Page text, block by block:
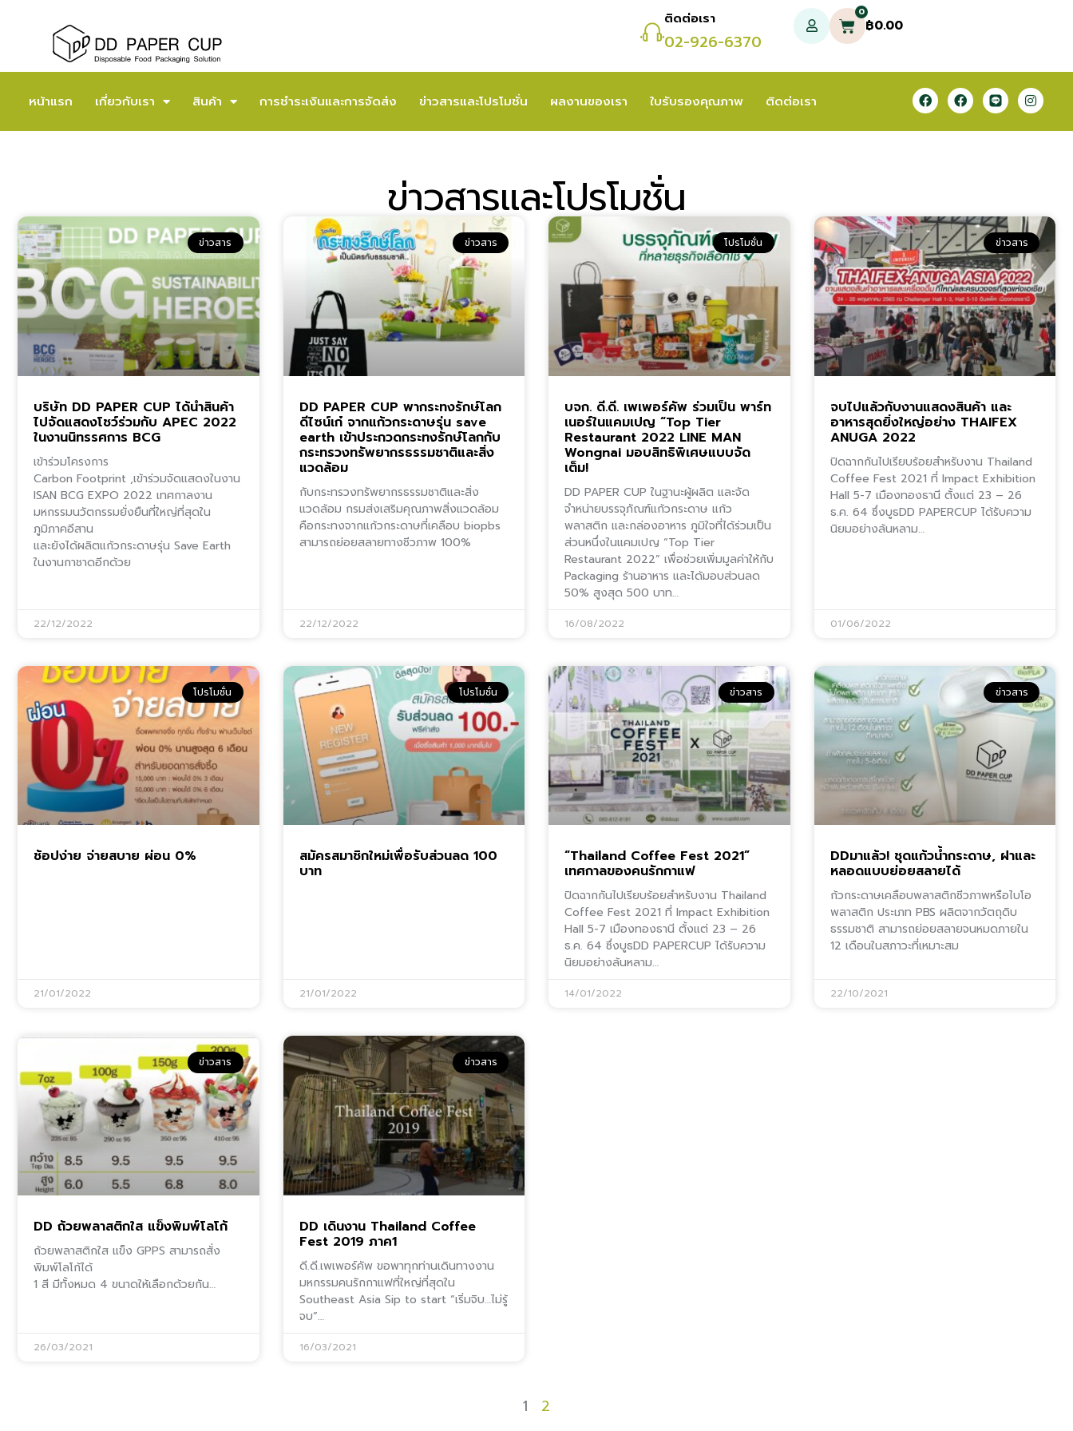
ติดต่อเรา
02-926-6370
฿0.00
0
หน้าแรก เกี่ยวกับเรา สินค้า การชำระเงินและการจัดส่ง ข่าวสารและโปรโมชั่น ผลงานของเรา ใบรับรองคุณภาพ ติดต่อเรา
ข่าวสารและโปรโมชั่น
ข่าวสาร
บริษัท DD PAPER CUP ได้นำสินค้า
ไปจัดแสดงโชว์ร่วมกับ APEC 2022
ในงานนิทรรศการ BCG
เข้าร่วมโครงการ
Carbon Footprint ,เข้าร่วมจัดแสดงในงาน
ISAN BCG EXPO 2022 เทศกาลงาน
มหกรรมนวัตกรรมยั่งยืนที่ใหญ่ที่สุดใน
ภูมิภาคอีสาน
และยังได้ผลิตแก้วกระดาษรุ่น Save Earth
ในงานกาชาดอีกด้วย
22/12/2022
ข่าวสาร
DD PAPER CUP พากระทงรักษ์โลก
ดีไซน์เก๋ จากแก้วกระดาษรุ่น save
earth เข้าประกวดกระทงรักษ์โลกกับ
กระทรวงทรัพยากรธรรมชาติและสิ่ง
แวดล้อม
กับกระทรวงทรัพยากรธรรมชาติและสิ่ง
แวดล้อม กรมส่งเสริมคุณภาพสิ่งแวดล้อม
คือกระทงจากแก้วกระดาษที่เคลือบ biopbs
สามารถย่อยสลายทางชีวภาพ 100%
22/12/2022
โปรโมชั่น
บจก. ดี.ดี. เพเพอร์คัพ ร่วมเป็น พาร์ท
เนอร์ในแคมเปญ “Top Tier
Restaurant 2022 LINE MAN
Wongnai มอบสิทธิพิเศษแบบจัด
เต็ม!
DD PAPER CUP ในฐานะผู้ผลิต และจัด
จำหน่ายบรรจุภัณฑ์แก้วกระดาษ แก้ว
พลาสติก และกล่องอาหาร ภูมิใจที่ได้ร่วมเป็น
ส่วนหนึ่งในแคมเปญ “Top Tier
Restaurant 2022” เพื่อช่วยเพิ่มมูลค่าให้กับ
Packaging ร้านอาหาร และได้มอบส่วนลด
50% สูงสุด 500 บาท…
16/08/2022
ข่าวสาร
จบไปแล้วกับงานแสดงสินค้า และ
อาหารสุดยิ่งใหญ่อย่าง THAIFEX
ANUGA 2022
ปิดฉากกันไปเรียบร้อยสำหรับงาน Thailand
Coffee Fest 2021 ที่ Impact Exhibition
Hall 5-7 เมืองทองธานี ตั้งแต่ 23 – 26
ธ.ค. 64 ซึ่งบูธDD PAPERCUP ได้รับความ
นิยมอย่างล้นหลาม…
01/06/2022
โปรโมชั่น
ช้อปง่าย จ่ายสบาย ผ่อน 0%
21/01/2022
โปรโมชั่น
สมัครสมาชิกใหม่เพื่อรับส่วนลด 100
บาท
21/01/2022
ข่าวสาร
“Thailand Coffee Fest 2021”
เทศกาลของคนรักกาแฟ
ปิดฉากกันไปเรียบร้อยสำหรับงาน Thailand
Coffee Fest 2021 ที่ Impact Exhibition
Hall 5-7 เมืองทองธานี ตั้งแต่ 23 – 26
ธ.ค. 64 ซึ่งบูธDD PAPERCUP ได้รับความ
นิยมอย่างล้นหลาม…
14/01/2022
ข่าวสาร
DDมาแล้ว! ชุดแก้วน้ำกระดาษ, ฝาและ
หลอดแบบย่อยสลายได้
ก้วกระดาษเคลือบพลาสติกชีวภาพหรือไบโอ
พลาสติก ประเภท PBS ผลิตจากวัตถุดิบ
ธรรมชาติ สามารถย่อยสลายจนหมดภายใน
12 เดือนในสภาวะที่เหมาะสม
22/10/2021
ข่าวสาร
DD ถ้วยพลาสติกใส แข็งพิมพ์โลโก้
ถ้วยพลาสติกใส แข็ง GPPS สามารถสั่ง
พิมพ์โลโก้ได้
1 สี มีทั้งหมด 4 ขนาดให้เลือกด้วยกัน…
26/03/2021
ข่าวสาร
DD เดินงาน Thailand Coffee
Fest 2019 ภาค1
ดี.ดี.เพเพอร์คัพ ขอพาทุกท่านเดินทางงาน
มหกรรมคนรักกาแฟที่ใหญ่ที่สุดใน
Southeast Asia Sip to start “เริ่มจิบ…ไม่รู้
จบ”…
16/03/2021
1 2